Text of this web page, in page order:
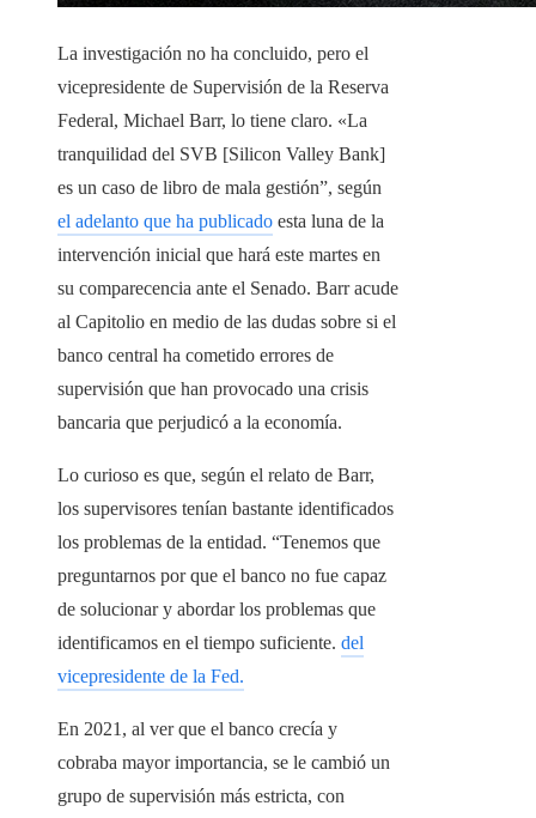
La investigación no ha concluido, pero el
vicepresidente de Supervisión de la Reserva
Federal, Michael Barr, lo tiene claro. «La
tranquilidad del SVB [Silicon Valley Bank]
es un caso de libro de mala gestión”, según
el adelanto que ha publicado esta luna de la
intervención inicial que hará este martes en
su comparecencia ante el Senado. Barr acude
al Capitolio en medio de las dudas sobre si el
banco central ha cometido errores de
supervisión que han provocado una crisis
bancaria que perjudicó a la economía.
Lo curioso es que, según el relato de Barr,
los supervisores tenían bastante identificados
los problemas de la entidad. “Tenemos que
preguntarnos por que el banco no fue capaz
de solucionar y abordar los problemas que
identificamos en el tiempo suficiente. del
vicepresidente de la Fed.
En 2021, al ver que el banco crecía y
cobraba mayor importancia, se le cambió un
grupo de supervisión más estricta, con